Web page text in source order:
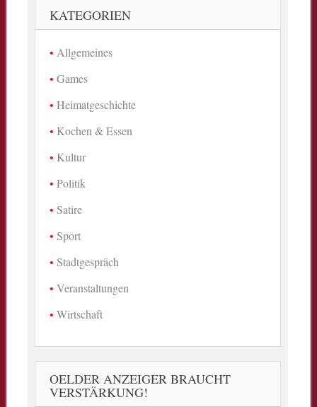
KATEGORIEN
Allgemeines
Games
Heimatgeschichte
Kochen & Essen
Kultur
Politik
Satire
Sport
Stadtgespräch
Veranstaltungen
Wirtschaft
OELDER ANZEIGER BRAUCHT
VERSTÄRKUNG!